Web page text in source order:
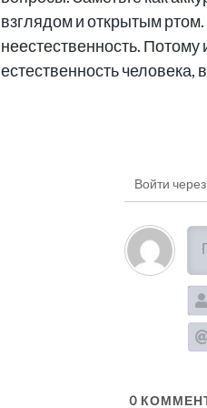
взглядом и открытым
неестественность.
естественность
Войти через
0